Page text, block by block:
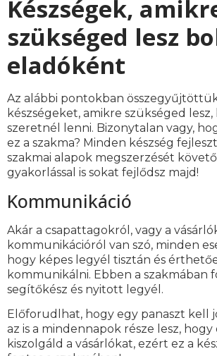
Készségek,
szükséged lesz
eladóként
Az alábbi pontokban
készségeket, amikre szükséged
szeretnél lenni. Bizonytalan vagy,
ez a szakma? Minden készség
szakmai alapok megszerzését
gyakorlással is sokat fejlődsz majd!
Kommunikáció
Akár a csapattagokról, vagy a
kommunikációról van szó, minden
hogy képes legyél tisztán és
kommunikálni. Ebben a szakmában
segítőkész és nyitott legyél.
Előforudlhat, hogy egy panaszt kell
az is a mindennapok része lesz, hogy
kiszolgáld a vásárlókat, ezért ez a